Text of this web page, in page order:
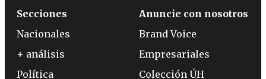
Secciones
Nacionales
+ análisis
Política
Anuncie con nosotros
Brand Voice
Empresariales
Colección ÚH